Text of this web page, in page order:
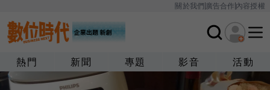
關於我們廣告合作內容授權
熱門 新聞 專題 影音 活動